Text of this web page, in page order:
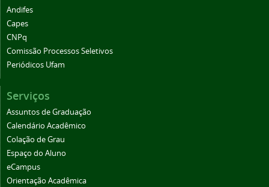
Andifes
Capes
CNPq
Comissão Processos Seletivos
Periódicos Ufam
Serviços
Assuntos de Graduação
Calendário Acadêmico
Colação de Grau
Espaço do Aluno
eCampus
Orientação Acadêmica